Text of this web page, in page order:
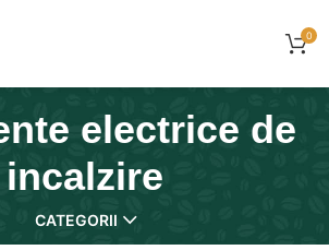
0
electrice de
incalzire
CATEGORII